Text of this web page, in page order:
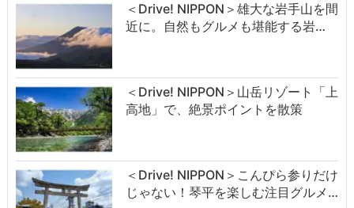
＜Drive! NIPPON＞雄大な岩手山を間
近に。自然もグルメも堪能する岩…
＜Drive! NIPPON＞山岳リゾート「上
高地」で、絶景ポイントを散策
＜Drive! NIPPON＞こんぴら参りだけ
じゃない！琴平を楽しむ注目グルメ…